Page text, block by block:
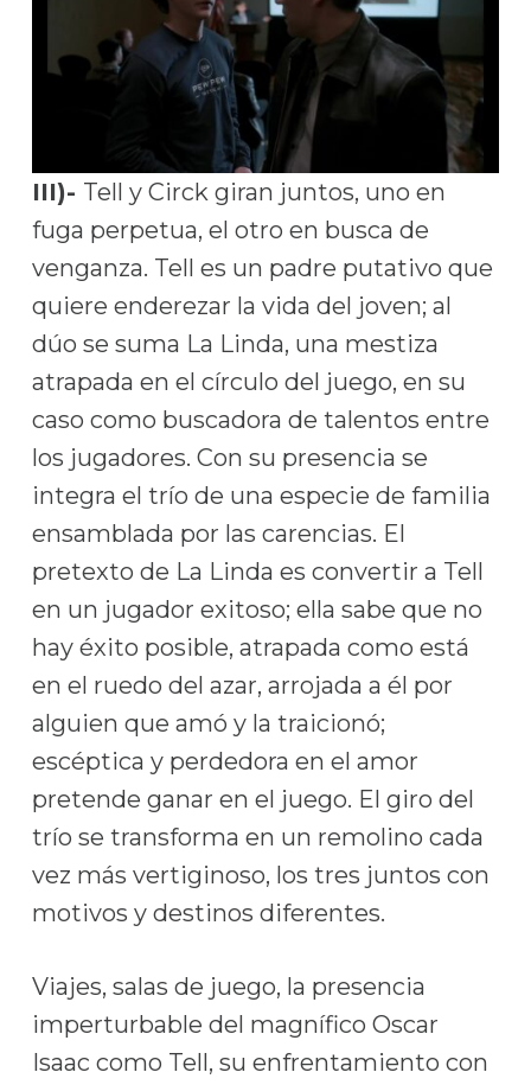
III)- Tell y Circk giran juntos, uno en
fuga perpetua, el otro en busca de
venganza. Tell es un padre putativo que
quiere enderezar la vida del joven; al
dúo se suma La Linda, una mestiza
atrapada en el círculo del juego, en su
caso como buscadora de talentos entre
los jugadores. Con su presencia se
integra el trío de una especie de familia
ensamblada por las carencias. El
pretexto de La Linda es convertir a Tell
en un jugador exitoso; ella sabe que no
hay éxito posible, atrapada como está
en el ruedo del azar, arrojada a él por
alguien que amó y la traicionó;
escéptica y perdedora en el amor
pretende ganar en el juego. El giro del
trío se transforma en un remolino cada
vez más vertiginoso, los tres juntos con
motivos y destinos diferentes.
Viajes, salas de juego, la presencia
imperturbable del magnífico Oscar
Isaac como Tell, su enfrentamiento con